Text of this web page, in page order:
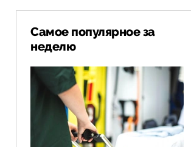
Самое популярное за
неделю